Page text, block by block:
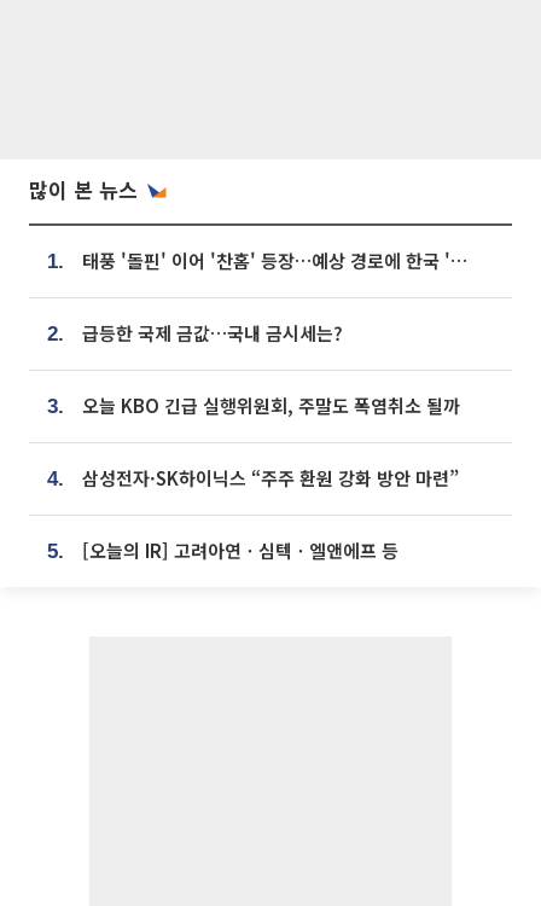
많이 본 뉴스
1. 태풍 '돌핀' 이어 '찬홈' 등장…예상 경로에 한국 '한숨'
2. 급등한 국제 금값…국내 금시세는?
3. 오늘 KBO 긴급 실행위원회, 주말도 폭염취소 될까
4. 삼성전자·SK하이닉스 “주주 환원 강화 방안 마련”
5. [오늘의 IR] 고려아연ㆍ심텍ㆍ엘앤에프 등